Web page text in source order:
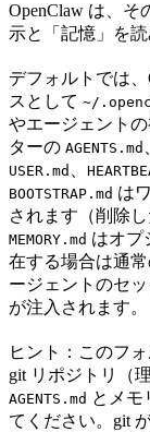
OpenClaw は、
示と「記憶」を読
デフォルトでは
スとして ~/
やエージェント
ターの AGENTS.md
USER.md
BOOTSTRAP.md は
されます（削除
MEMORY.md はオプ
在する場合は通
ージェントのセッ
が注入されます。
ヒント：このフ
git リポジトリ（
AGENTS.md とメモ
てください。git